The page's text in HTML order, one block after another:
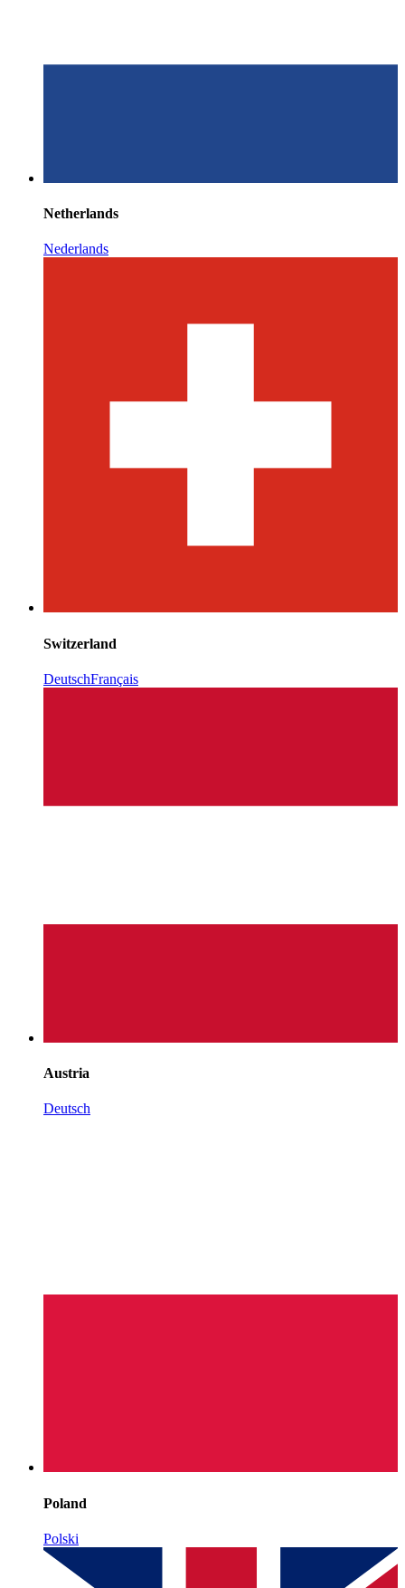
Netherlands
Nederlands
Switzerland
DeutschFrançais
Austria
Deutsch
Poland
Polski